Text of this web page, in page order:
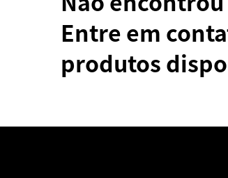
Entre em
produtos